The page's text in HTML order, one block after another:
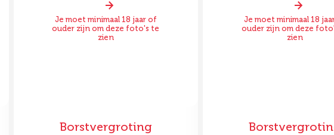
Je moet minimaal 18 jaar of
ouder zijn om deze foto's te
zien
Voor Na
Borstvergroting
Je moet minimaal 18
ouder zijn om deze
zien
Voor